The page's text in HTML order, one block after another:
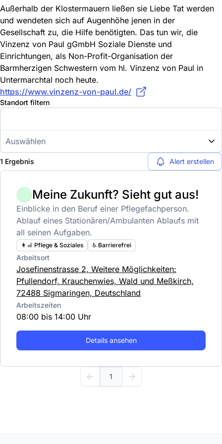
Außerhalb der Klostermauern ließen sie Liebe Tat werden
und wendeten sich auf Augenhöhe jenen in der
Gesellschaft zu, die Hilfe benötigten. Das tun wir, die
Vinzenz von Paul gGmbH Soziale Dienste und
Einrichtungen, als Non-Profit-Organisation der
Barmherzigen Schwestern vom hl. Vinzenz von Paul in
Untermarchtal noch heute.
https://www.vinzenz-von-paul.de/
Standort filtern
Auswählen
1 Ergebnis Alert erstellen
Meine Zukunft? Sieht gut aus!
Einblicke in den Beruf einer Pflegefachperson.
Ablauf eines Stationären/Ambulanten Ablaufs mit
all seinen Aufgaben.
👩‍🦽 Pflege & Soziales ♿️ Barrierefrei
Arbeitsort
Josefinenstrasse 2, Weitere Möglichkeiten:
Pfullendorf, Krauchenwies, Wald und Meßkirch,
72488 Sigmaringen, Deutschland
Arbeitszeiten
08:00 bis 14:00 Uhr
Details ansehen
1